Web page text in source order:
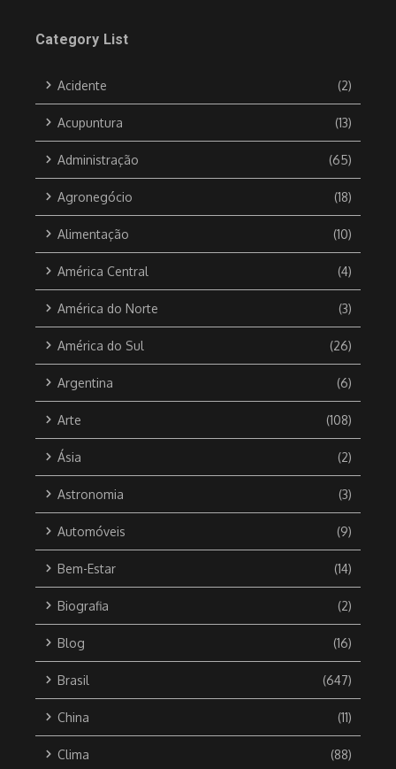
Category List
Acidente (2)
Acupuntura (13)
Administração (65)
Agronegócio (18)
Alimentação (10)
América Central (4)
América do Norte (3)
América do Sul (26)
Argentina (6)
Arte (108)
Ásia (2)
Astronomia (3)
Automóveis (9)
Bem-Estar (14)
Biografia (2)
Blog (16)
Brasil (647)
China (11)
Clima (88)